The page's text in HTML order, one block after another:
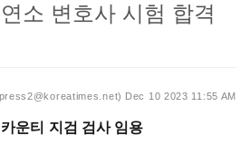
소 변호사 시험 합격
Dec 10 2023 11:55 AM
운티 지검 검사 임용